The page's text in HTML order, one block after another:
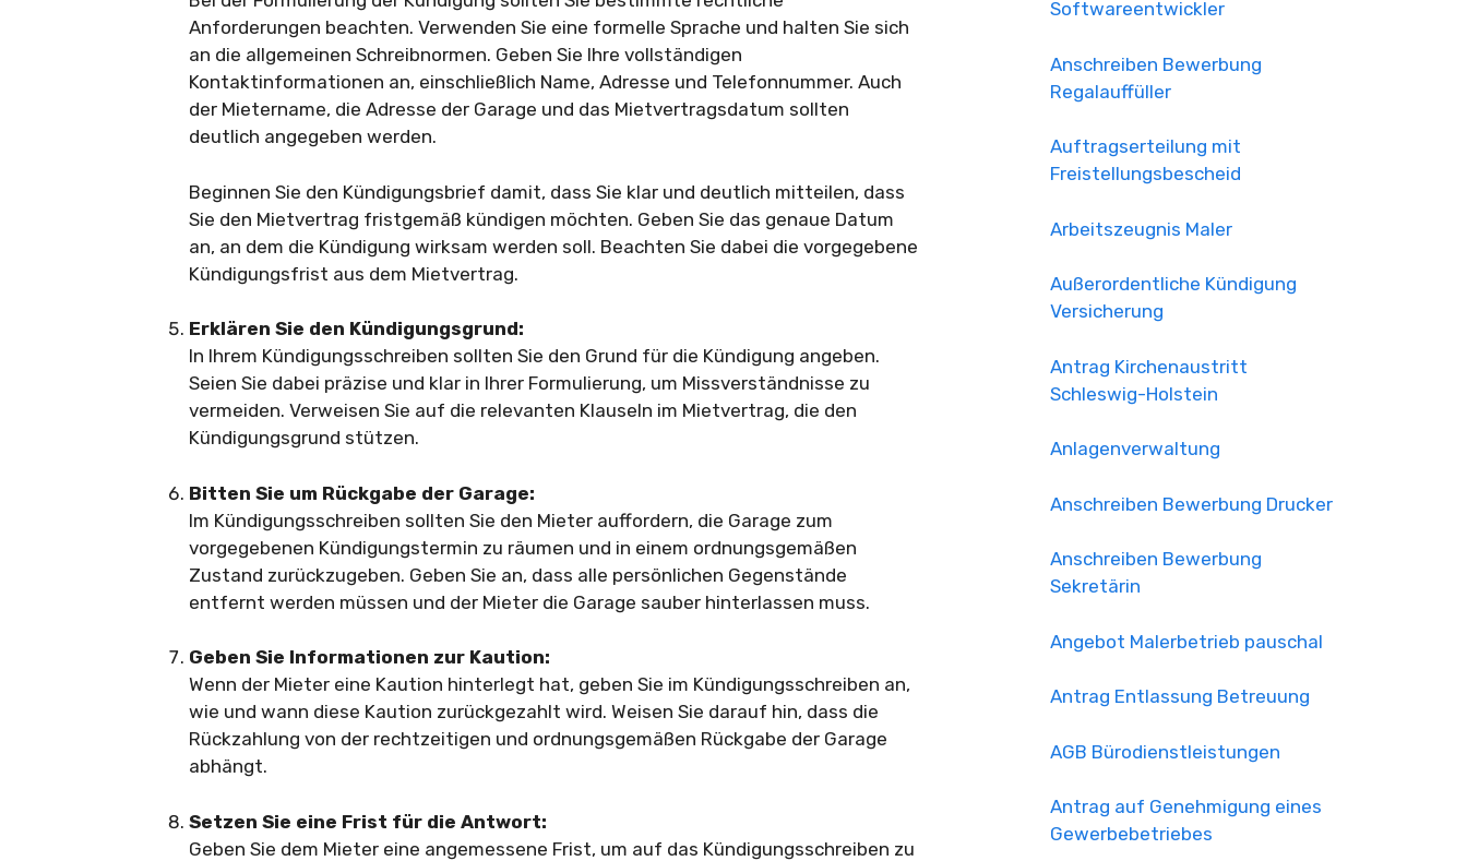
Anforderungen beachten. Verwenden Sie eine formelle Sprache und halten Sie sich
an die allgemeinen Schreibnormen. Geben Sie Ihre vollständigen
Kontaktinformationen an, einschließlich Name, Adresse und Telefonnummer. Auch
der Mietername, die Adresse der Garage und das Mietvertragsdatum sollten
deutlich angegeben werden.
Beginnen Sie den Kündigungsbrief damit, dass Sie klar und deutlich mitteilen, dass
Sie den Mietvertrag fristgemäß kündigen möchten. Geben Sie das genaue Datum
an, an dem die Kündigung wirksam werden soll. Beachten Sie dabei die vorgegebene
Kündigungsfrist aus dem Mietvertrag.
Erklären Sie den Kündigungsgrund:
In Ihrem Kündigungsschreiben sollten Sie den Grund für die Kündigung angeben.
Seien Sie dabei präzise und klar in Ihrer Formulierung, um Missverständnisse zu
vermeiden. Verweisen Sie auf die relevanten Klauseln im Mietvertrag, die den
Kündigungsgrund stützen.
Bitten Sie um Rückgabe der Garage:
Im Kündigungsschreiben sollten Sie den Mieter auffordern, die Garage zum
vorgegebenen Kündigungstermin zu räumen und in einem ordnungsgemäßen
Zustand zurückzugeben. Geben Sie an, dass alle persönlichen Gegenstände
entfernt werden müssen und der Mieter die Garage sauber hinterlassen muss.
Geben Sie Informationen zur Kaution:
Wenn der Mieter eine Kaution hinterlegt hat, geben Sie im Kündigungsschreiben an,
wie und wann diese Kaution zurückgezahlt wird. Weisen Sie darauf hin, dass die
Rückzahlung von der rechtzeitigen und ordnungsgemäßen Rückgabe der Garage
abhängt.
Setzen Sie eine Frist für die Antwort:
Geben Sie dem Mieter eine angemessene Frist, um auf das Kündigungsschreiben zu
Softwareentwickler
Anschreiben Bewerbung
Regalauffüller
Auftragserteilung mit
Freistellungsbescheid
Arbeitszeugnis Maler
Außerordentliche Kündigung
Versicherung
Antrag Kirchenaustritt
Schleswig-Holstein
Anlagenverwaltung
Anschreiben Bewerbung Drucker
Anschreiben Bewerbung
Sekretärin
Angebot Malerbetrieb pauschal
Antrag Entlassung Betreuung
AGB Bürodienstleistungen
Antrag auf Genehmigung eines
Gewerbebetriebes